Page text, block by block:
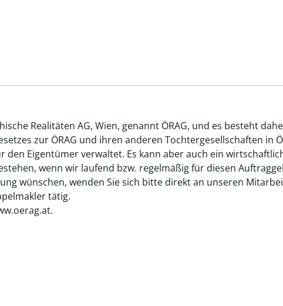
Realitäten AG, Wien, genannt ÖRAG, und es besteht
zur ÖRAG und ihren anderen Tochtergesellschaften in
den Eigentümer verwaltet. Es kann aber auch ein
wenn wir laufend bzw. regelmäßig für diesen
wünschen, wenden Sie sich bitte direkt an unseren
tätig.